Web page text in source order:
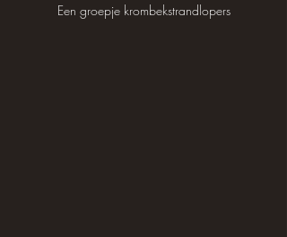
Een groepje krombekstrandlopers